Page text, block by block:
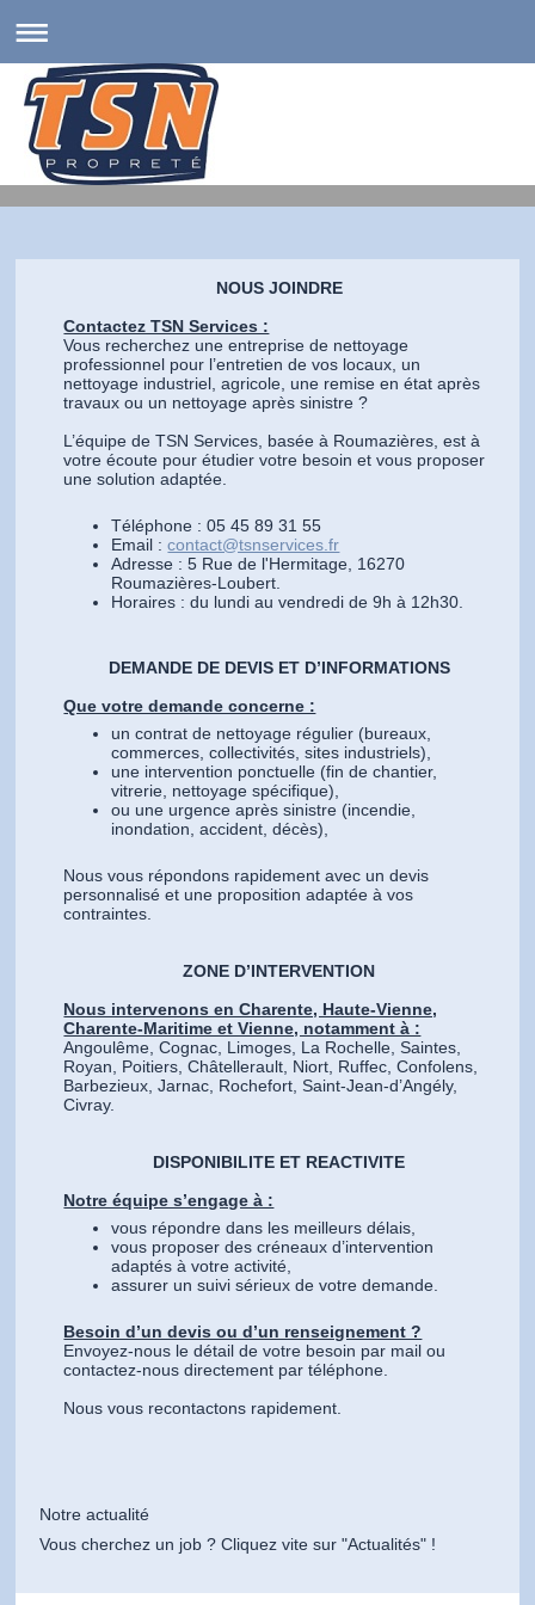
NOUS JOINDRE
Contactez TSN Services :
Vous recherchez une entreprise de nettoyage
professionnel pour l’entretien de vos locaux, un
nettoyage industriel, agricole, une remise en état après
travaux ou un nettoyage après sinistre ?
L’équipe de TSN Services, basée à Roumazières, est à
votre écoute pour étudier votre besoin et vous proposer
une solution adaptée.
Téléphone : 05 45 89 31 55
Email :contact@tsnservices.fr
Adresse : 5 Rue de l'Hermitage, 16270
Roumazières-Loubert.
Horaires : du lundi au vendredi de 9h à 12h30.
DEMANDE DE DEVIS ET D’INFORMATIONS
Que votre demande concerne :
un contrat de nettoyage régulier (bureaux,
commerces, collectivités, sites industriels),
une intervention ponctuelle (fin de chantier,
vitrerie, nettoyage spécifique),
ou une urgence après sinistre (incendie,
inondation, accident, décès),
Nous vous répondons rapidement avec un devis
personnalisé et une proposition adaptée à vos
contraintes.
ZONE D’INTERVENTION
Nous intervenons en Charente, Haute-Vienne,
Charente-Maritime et Vienne, notamment à :
Angoulême, Cognac, Limoges, La Rochelle, Saintes,
Royan, Poitiers, Châtellerault, Niort, Ruffec, Confolens,
Barbezieux, Jarnac, Rochefort, Saint-Jean-d’Angély,
Civray.
DISPONIBILITE ET REACTIVITE
Notre équipe s’engage à :
vous répondre dans les meilleurs délais,
vous proposer des créneaux d’intervention
adaptés à votre activité,
assurer un suivi sérieux de votre demande.
Besoin d’un devis ou d’un renseignement ?
Envoyez-nous le détail de votre besoin par mail ou
contactez-nous directement par téléphone.
Nous vous recontactons rapidement.
Notre actualité
Vous cherchez un job ? Cliquez vite sur "Actualités" !